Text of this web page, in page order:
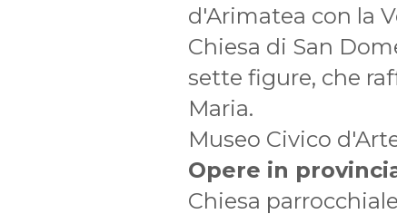
d'Arimatea con la
Chiesa di San
sette figure, che
Maria.
Museo Civico
Opere in
Chiesa